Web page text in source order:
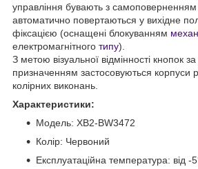
управління бувають з самоповерненням
автоматично повертаються у вихідне
фіксацією (оснащені блокуванням
електромагнітного типу).
З метою візуальної відмінності кнопок
призначенням застосовуються корпуси
колірних виконань.
Характеристики:
Модель: XB2-BW3472
Колір: Червоний
Експлуатаційна температура: від -